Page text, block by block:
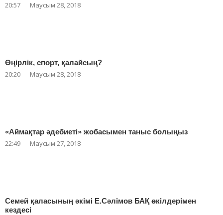
20:57 Маусым 28, 2018
Өңірлік, спорт, қалайсың?
20:20 Маусым 28, 2018
«Аймақтар әдебиеті» жобасымен таныс болыңыз
22:49 Маусым 27, 2018
Семей қаласының әкімі Е.Сәлімов БАҚ өкілдерімен
кездесі